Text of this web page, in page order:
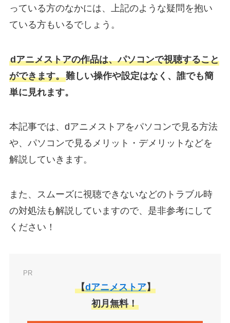
っている方のなかには、上記のような疑問を抱い
ている方もいるでしょう。
dアニメストアの作品は、パソコンで視聴すること
ができます。難しい操作や設定はなく、誰でも簡
単に見れます。
本記事では、dアニメストアをパソコンで見る方法
や、パソコンで見るメリット・デメリットなどを
解説していきます。
また、スムーズに視聴できないなどのトラブル時
の対処法も解説していますので、是非参考にして
ください！
PR
【dアニメストア】
初月無料！